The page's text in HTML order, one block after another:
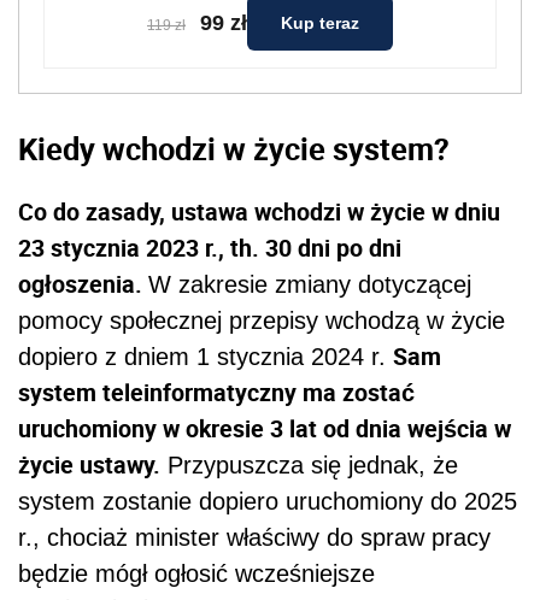
119 zł 99 zł Kup teraz
Kiedy wchodzi w życie system?
Co do zasady, ustawa wchodzi w życie w dniu
23 stycznia 2023 r., th. 30 dni po dni
ogłoszenia. W zakresie zmiany dotyczącej
pomocy społecznej przepisy wchodzą w życie
dopiero z dniem 1 stycznia 2024 r. Sam
system teleinformatyczny ma zostać
uruchomiony w okresie 3 lat od dnia wejścia w
życie ustawy. Przypuszcza się jednak, że
system zostanie dopiero uruchomiony do 2025
r., chociaż minister właściwy do spraw pracy
będzie mógł ogłosić wcześniejsze